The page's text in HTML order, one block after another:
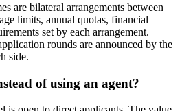
are bilateral arrangements between
limits, annual quotas, financial
set by each arrangement.
rounds are announced by the
side.
of using an agent?